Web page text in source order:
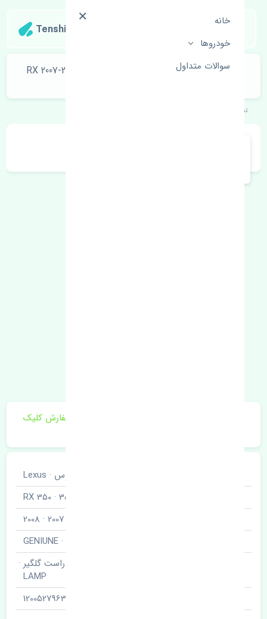
خانه
خودروها
سوالات متداول
Tenshipart
چراغ خطر عقب راست گلگیر لکسوس RX 2007-2008 350
تنشی‌پارت
برای اطلاع از موجودی و قیمت به روز روی ثبت سفارش کلیک
لکسوس · Lexus
2007 · 2008
اصلی · GENIUNE
چراغ خطر عقب راست گلگیر ·
LAMP
1200527963